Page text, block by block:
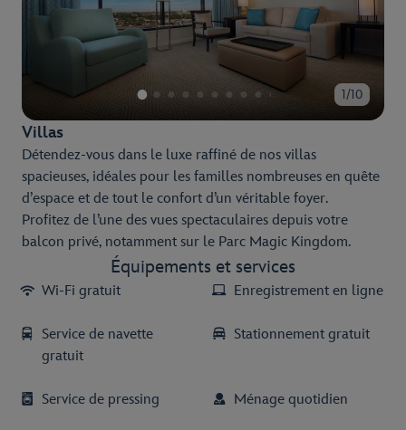
1/10
Villas
Détendez-vous dans le luxe raffiné de nos villas
spacieuses, idéales pour les familles nombreuses en quête
d’espace et de tout le confort d’un véritable foyer.
Profitez de l’une des vues spectaculaires depuis votre
balcon privé, notamment sur le Parc Magic Kingdom.
Équipements et services
Wi-Fi gratuit Enregistrement en ligne
Service de navette
gratuit
Stationnement gratuit
Service de pressing Ménage quotidien